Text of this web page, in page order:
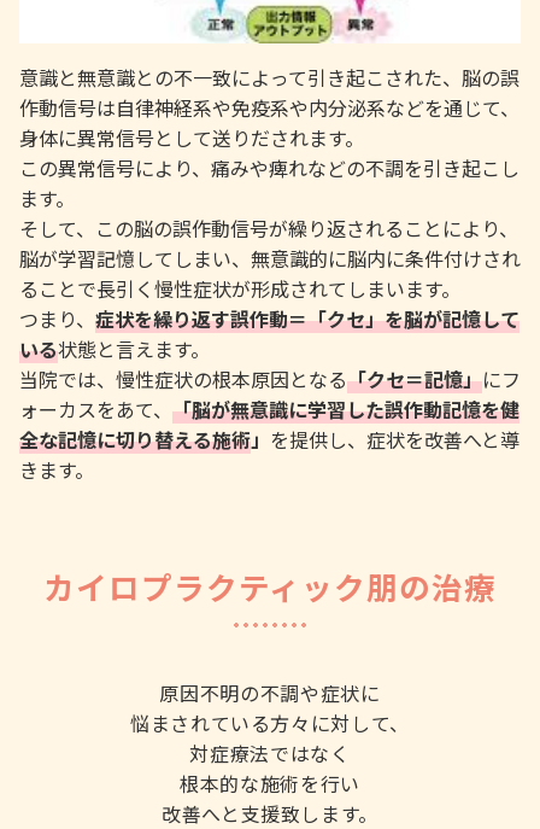
意識と無意識との不一致によって引き起こされた、脳の誤
作動信号は自律神経系や免疫系や内分泌系などを通じて、
身体に異常信号として送りだされます。
この異常信号により、痛みや痺れなどの不調を引き起こし
ます。
そして、この脳の誤作動信号が繰り返されることにより、
脳が学習記憶してしまい、無意識的に脳内に条件付けされ
ることで長引く慢性症状が形成されてしまいます。
つまり、 症状を繰り返す誤作動＝「クセ」を脳が記憶して
いる状態と言えます。
当院では、慢性症状の根本原因となる「クセ＝記憶」にフ
ォーカスをあて、 「脳が無意識に学習した誤作動記憶を健
全な記憶に切り替える施術」 を提供し、症状を改善へと導
きます。
カイロプラクティック朋の治療
原因不明の不調や症状に
悩まされている方々に対して、
対症療法ではなく
根本的な施術を行い
改善へと支援致します。